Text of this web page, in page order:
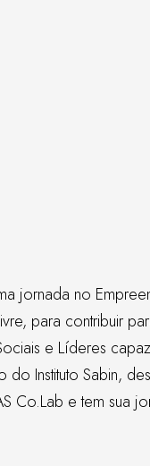
jornada no
para contribuir
e Líderes
do Instituto Sabin,
Co.Lab e tem sua